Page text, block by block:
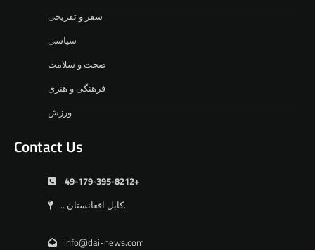
سفر و تفریحی
سیاسی
صحت و سلامت
فرهنگی و هنری
ورزش
Contact Us
49-179-395-8212+
.. کابل افغانستان.
info@dai-news.com